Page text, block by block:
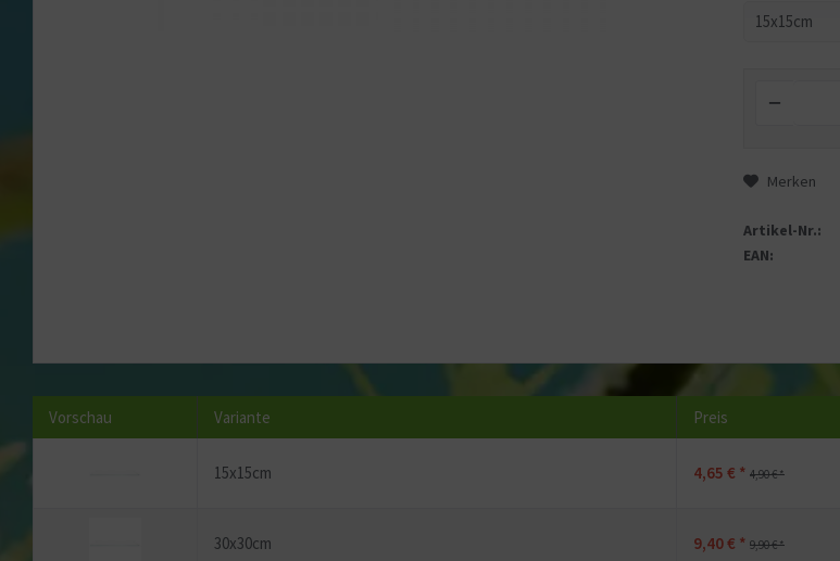
Merken
Artikel-Nr.:
EAN:
Vorschau Variante Preis
15x15cm 4,65 € * 4,90 € *
30x30cm 9,40 € * 9,90 € *